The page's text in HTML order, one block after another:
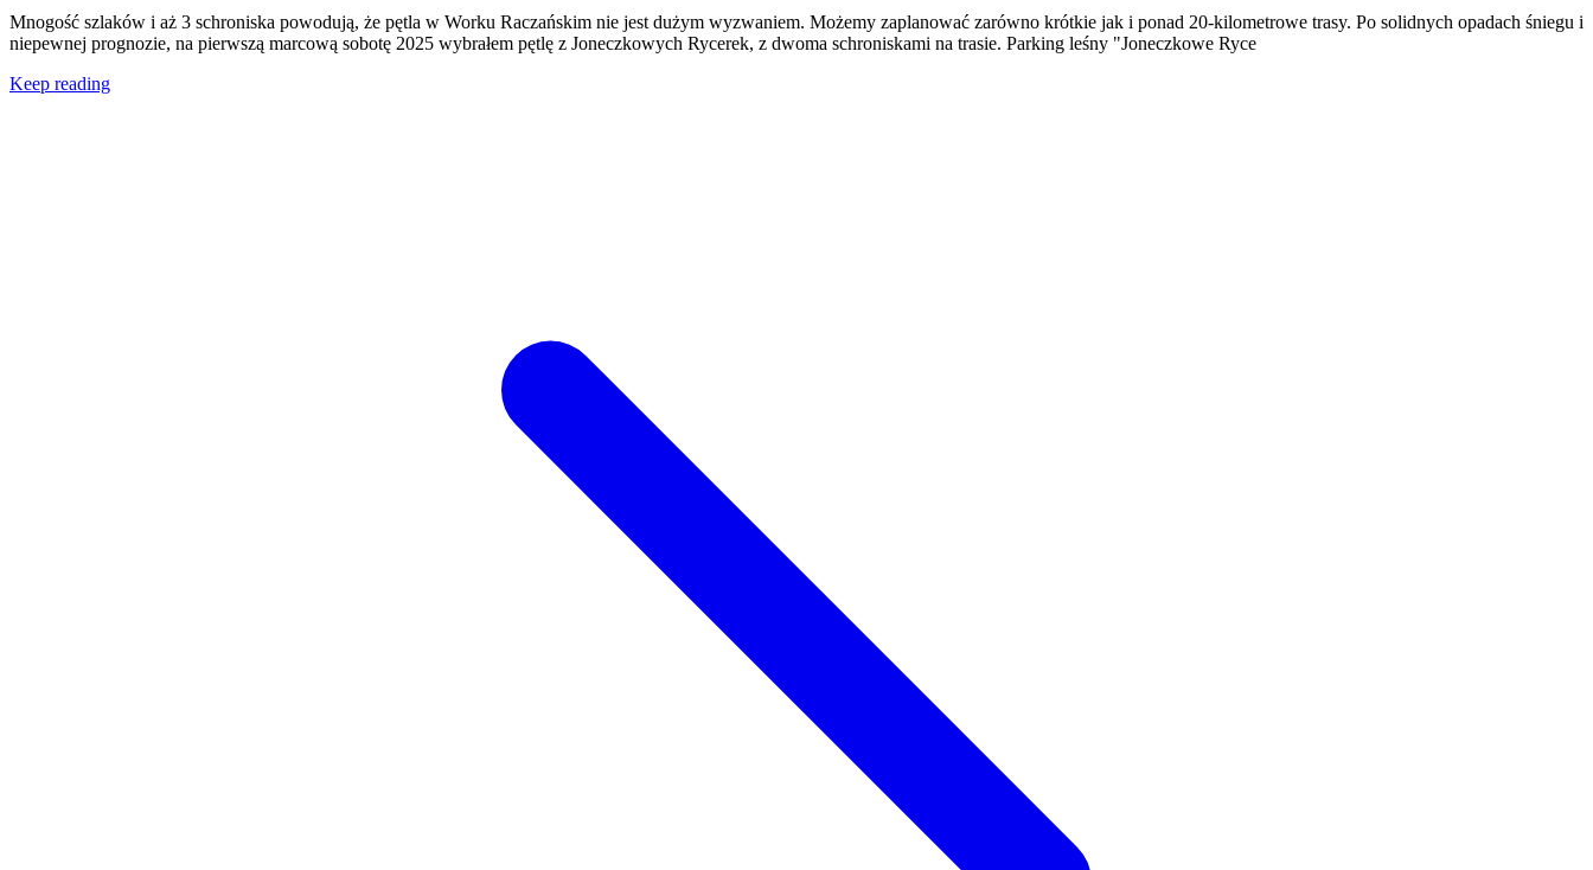
Mnogość szlaków i aż 3 schroniska powodują, że pętla w Worku Raczańskim nie jest dużym wyzwaniem. Możemy zaplanować zarówno krótkie jak i ponad 20-kilometrowe trasy. Po solidnych opadach śniegu i
niepewnej prognozie, na pierwszą marcową sobotę 2025 wybrałem pętlę z Joneczkowych Rycerek, z dwoma schroniskami na trasie. Parking leśny "Joneczkowe Ryce
Keep reading